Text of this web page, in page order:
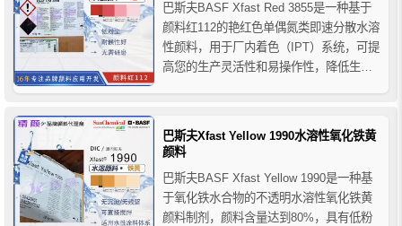
巴斯夫BASF Xfast Red 3855是一种基于
颜料红112的艳红色单偶氮类即速分散水溶
性颜料，用于厂内着色（IPT）系统，可提
高您的生产灵活性和易操作性，降低生产
用于水性建筑涂料、一般工业涂料、屋瓦
涂料、木器涂料、水性油墨、水性汽车涂
巴斯夫Xfast Yellow 1990水溶性氧化铁黄
颜料
巴斯夫BASF Xfast Yellow 1990是一种基
于氧化铁水合物的不透明水溶性氧化铁黄
颜料制剂，颜料含量达到80%，具有低粉